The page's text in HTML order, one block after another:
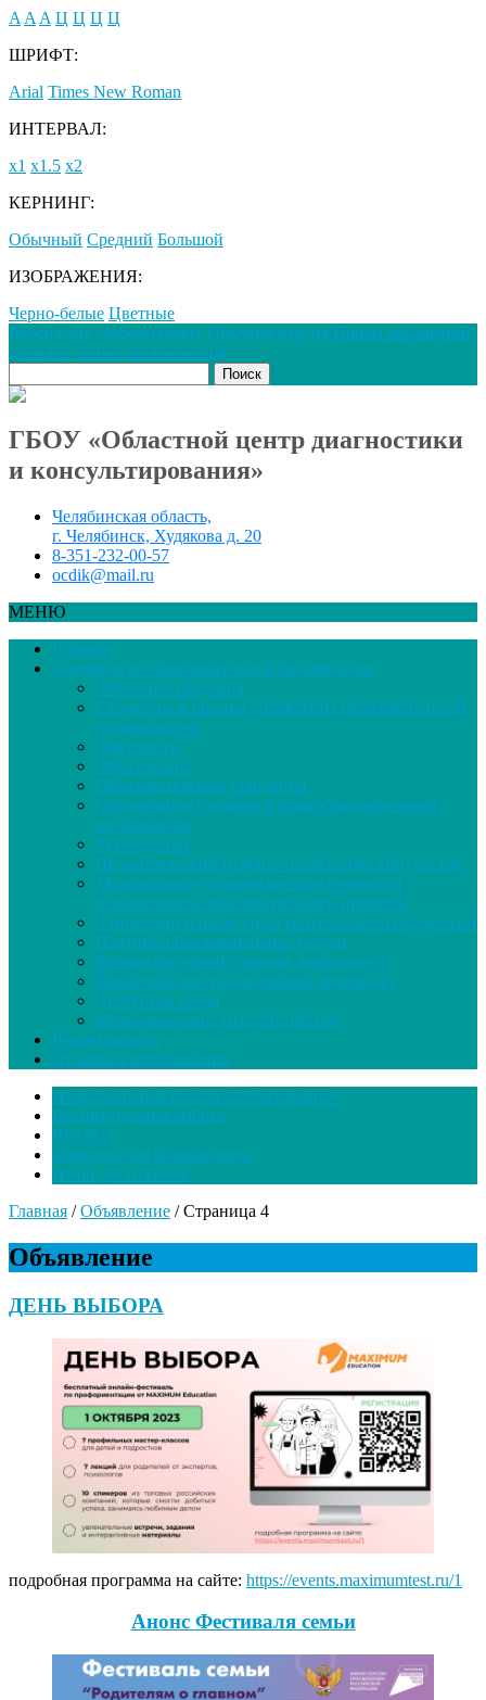
A A A Ц Ц Ц Ц
ШРИФТ:
Arial Times New Roman
ИНТЕРВАЛ:
х1 х1.5 х2
КЕРНИНГ:
Обычный Средний Большой
ИЗОБРАЖЕНИЯ:
Черно-белые Цветные
Версия для слабовидящих Обычная версия Прием обращений
граждан Запись на комиссию
ГБОУ «Областной центр диагностики
и консультирования»
Челябинская область,
г. Челябинск, Худякова д. 20
8-351-232-00-57
ocdik@mail.ru
МЕНЮ
Главная
Сведения об образовательной организации
Основные сведения
Структура и органы управления образовательной
организацией
Документы
Образование
Образовательные стандарты
Организация питания в общеобразовательной
организации
Руководство
Педагогический (научно-педагогический) состав
Материально-техническое обеспечение и
оснащенность образовательного процесса
Стипендии и иные виды материальной поддержки
Платные образовательные услуги
Финансово-хозяйственная деятельность
Вакантные места для приема (перевода)
Доступная среда
Международное сотрудничество
Режим работы
Отзывы и предложения
Национальный проект «Образование»
Воспитательная работа
ВСОКО
Комплексная безопасность
Наши достижения
Главная /Объявление /Страница 4
Объявление
ДЕНЬ ВЫБОРА
подробная программа на сайте: https://events.maximumtest.ru/1
Анонс Фестиваля семьи